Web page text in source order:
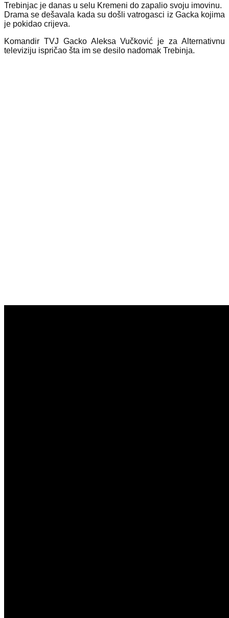
Trebinjac je danas u selu Kremeni do zapalio svoju imovinu.
Drama se dešavala kada su došli vatrogasci iz Gacka kojima
je pokidao crijeva.
Komandir TVJ Gacko Aleksa Vučković je za Alternativnu
televiziju ispričao šta im se desilo nadomak Trebinja.